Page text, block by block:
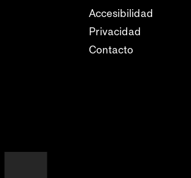
Accesibilidad
Privacidad
Contacto